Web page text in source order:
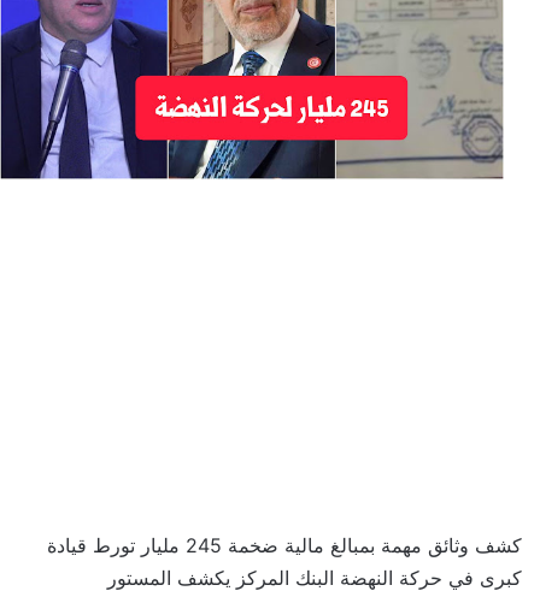
كشف وثائق مهمة بمبالغ مالية ضخمة 245 مليار تورط قيادة
كبرى في حركة النهضة البنك المركز يكشف المستور